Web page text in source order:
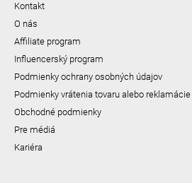
Kontakt
O nás
Affiliate program
Influencerský program
Podmienky ochrany osobných údajov
Podmienky vrátenia tovaru alebo reklamácie
Obchodné podmienky
Pre médiá
Kariéra